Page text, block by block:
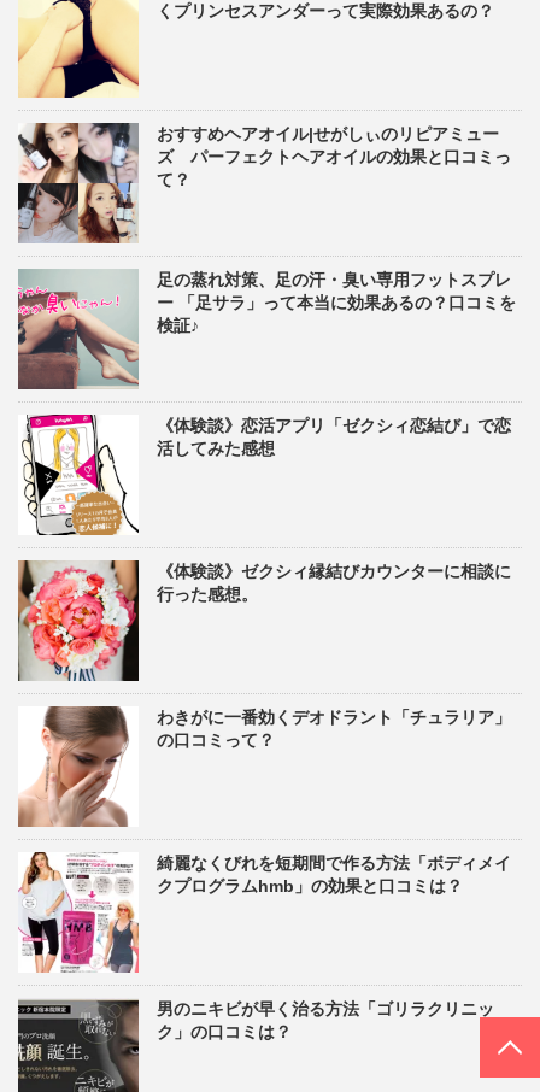
くプリンセスアンダーって実際効果あるの？
おすすめヘアオイル|せがしぃのリピアミュー
ズ パーフェクトヘアオイルの効果と口コミっ
て？
足の蒸れ対策、足の汗・臭い専用フットスプレ
ー 「足サラ」って本当に効果あるの？口コミを
検証♪
《体験談》恋活アプリ「ゼクシィ恋結び」で恋
活してみた感想
《体験談》ゼクシィ縁結びカウンターに相談に
行った感想。
わきがに一番効くデオドラント「チュラリア」
の口コミって？
綺麗なくびれを短期間で作る方法「ボディメイ
クプログラムhmb」の効果と口コミは？
男のニキビが早く治る方法「ゴリラクリニッ
ク」の口コミは？
PAGE TOP